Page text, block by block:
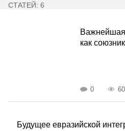
СТАТЕЙ: 6
как
0
Будущее евразийской